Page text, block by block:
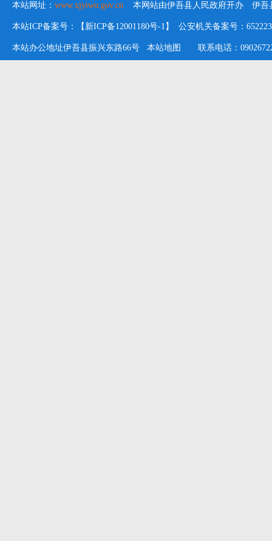
本站网址： www.xjyiwu.gov.cn 本网站由伊吾县人民政府开办 伊吾
本站ICP备案号：【新ICP备12001180号-1】 公安机关备案号：
本站办公地址伊吾县振兴东路66号 本站地图 联系电话：